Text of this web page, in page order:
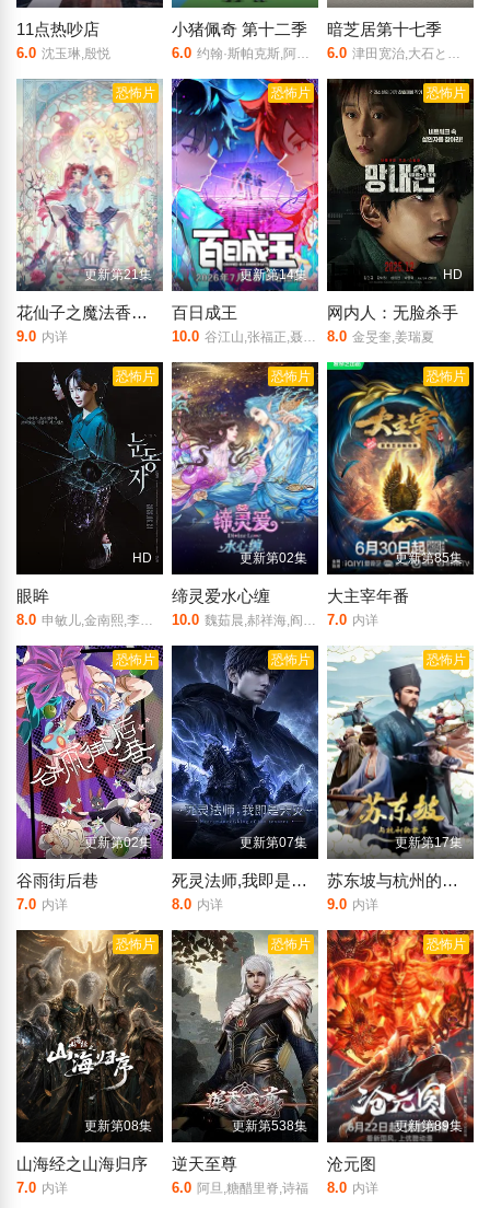
11点热吵店
6.0 沈玉琳,殷悦
小猪佩奇 第十二季
6.0 约翰·斯帕克斯,阿梅丽·碧·史密斯,理查德·赖丁斯,莫温娜·班克斯,Kira,Monteith,Alice,May
暗芝居第十七季
6.0 津田宽治,大石ともこ,土屋咲登子,篠田谅,白川礼,,新纳敏正,三宅美羽,中村朱里,山根馅,五郎丸莉菜,花谷聪亮,拓也,翔司
恐怖片
更新第21集
花仙子之魔法香对论
9.0 内详
恐怖片
更新第14集
百日成王
10.0 谷江山,张福正,聂曦映,李楠,姜贺,赵熠彤,若瑾
恐怖片
HD
网内人：无脸杀手
8.0 金旻奎,姜瑞夏
恐怖片
HD
眼眸
8.0 申敏儿,金南熙,李承勇,金英雅
恐怖片
更新第02集
缔灵爱水心缠
10.0 魏茹晨,郝祥海,阎么么,陈张太康,关云月,楚越,闫夜桥,刘知否,林柏青,陆庚宜,图特哈蒙,金琪
恐怖片
更新第85集
大主宰年番
7.0 内详
恐怖片
更新第02集
谷雨街后巷
7.0 内详
恐怖片
更新第07集
死灵法师,我即是天灾(2026)
8.0 内详
恐怖片
更新第17集
苏东坡与杭州的故事
9.0 内详
恐怖片
更新第08集
山海经之山海归序
7.0 内详
恐怖片
更新第538集
逆天至尊
6.0 阿旦,糖醋里脊,诗福
恐怖片
更新第89集
沧元图
8.0 内详